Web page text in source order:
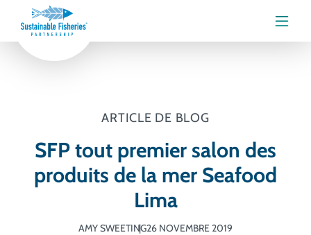
Menu
ARTICLE DE BLOG
SFP tout premier salon des
produits de la mer Seafood
Lima
AMY SWEETING26 NOVEMBRE 2019